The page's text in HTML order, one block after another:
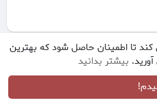
تا اطمینان حاصل شود که بهترین
بیشتر بدانید